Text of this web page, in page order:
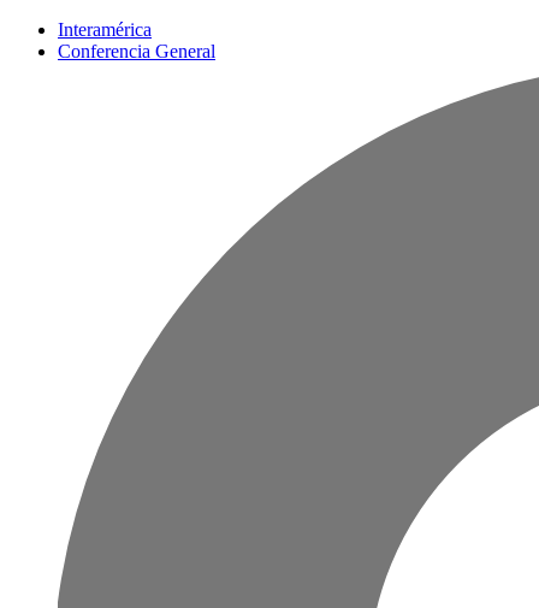
Interamérica
Conferencia General